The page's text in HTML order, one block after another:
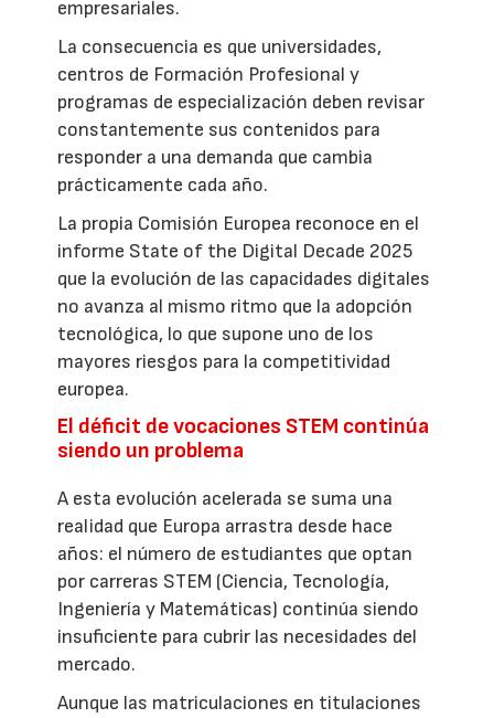
empresariales.
La consecuencia es que universidades,
centros de Formación Profesional y
programas de especialización deben revisar
constantemente sus contenidos para
responder a una demanda que cambia
prácticamente cada año.
La propia Comisión Europea reconoce en el
informe State of the Digital Decade 2025
que la evolución de las capacidades digitales
no avanza al mismo ritmo que la adopción
tecnológica, lo que supone uno de los
mayores riesgos para la competitividad
europea.
El déficit de vocaciones STEM continúa
siendo un problema
A esta evolución acelerada se suma una
realidad que Europa arrastra desde hace
años: el número de estudiantes que optan
por carreras STEM (Ciencia, Tecnología,
Ingeniería y Matemáticas) continúa siendo
insuficiente para cubrir las necesidades del
mercado.
Aunque las matriculaciones en titulaciones